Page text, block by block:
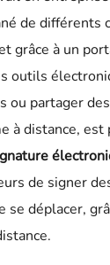
de différents
grâce à un
outils
ou partager
à distance,
de signer
se déplacer,